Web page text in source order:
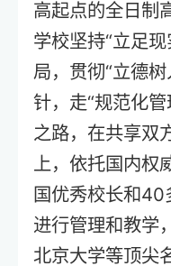
高起点的全日制
学校坚持“立足
局，贯彻“立德
针，走“规范化
之路，在共享双
上，依托国内权
国优秀校长和
进行管理和教学
北京大学等顶尖